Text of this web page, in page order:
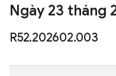
Ngày 23 tháng
R52.202602.003